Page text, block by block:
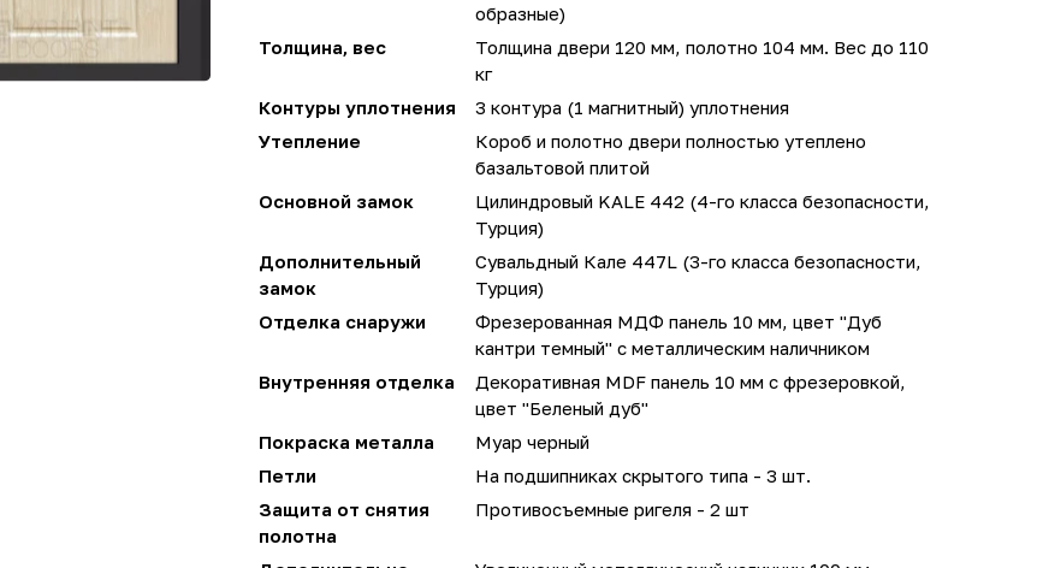
образные)
Толщина, вес
Толщина двери 120 мм, полотно 104 мм. Вес до 110
кг
Контуры уплотнения
3 контура (1 магнитный) уплотнения
Утепление
Короб и полотно двери полностью утеплено
базальтовой плитой
Основной замок
Цилиндровый KALE 442 (4-го класса безопасности,
Турция)
Дополнительный
замок
Сувальдный Кале 447L (3-го класса безопасности,
Турция)
Отделка снаружи
Фрезерованная МДФ панель 10 мм, цвет "Дуб
кантри темный" с металлическим наличником
Внутренняя отделка
Декоративная MDF панель 10 мм с фрезеровкой,
цвет "Беленый дуб"
Покраска металла
Муар черный
Петли
На подшипниках скрытого типа - 3 шт.
Защита от снятия
полотна
Противосъемные ригеля - 2 шт